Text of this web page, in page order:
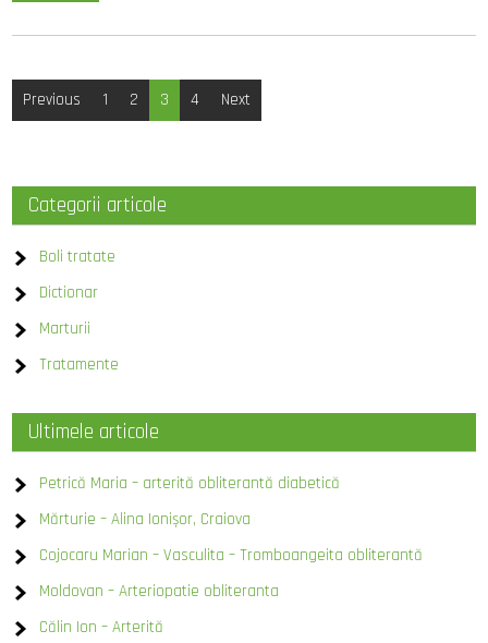
Posts
pagination
Previous 1 2 3 4 Next
Categorii articole
Boli tratate
Dictionar
Marturii
Tratamente
Ultimele articole
Petrică Maria – arterită obliterantă diabetică
Mărturie – Alina Ionișor, Craiova
Cojocaru Marian – Vasculita – Tromboangeita obliterantă
Moldovan – Arteriopatie obliteranta
Călin Ion – Arterită